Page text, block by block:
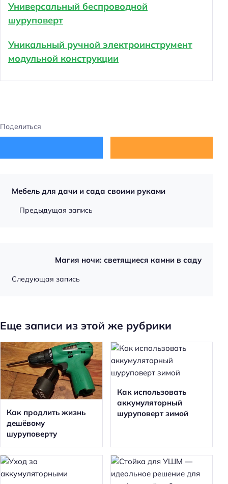
Универсальный беспроводной
шуруповерт
Уникальный ручной электроинструмент
модульной конструкции
Поделиться
Мебель для дачи и сада своими руками
Предыдущая запись
Магия ночи: светящиеся камни в саду
Следующая запись
Еще записи из этой же рубрики
Как продлить жизнь
дешёвому
шуруповерту
Как использовать
аккумуляторный
шуруповерт зимой